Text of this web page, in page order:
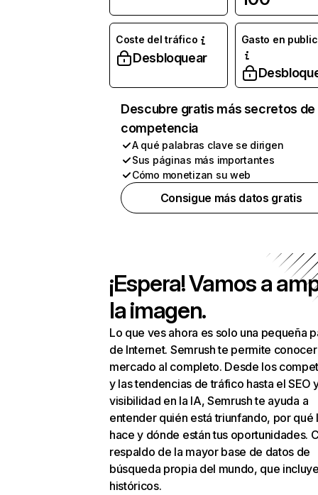
Coste del tráfico
Desbloquear
Gasto en
Descubre gratis más secretos de
competencia
A qué palabras clave se dirigen
Sus páginas más importantes
Cómo monetizan su web
Consigue más datos gratis
¡Espera! Vamos a
la imagen.
Lo que ves ahora es solo una pequeña
de Internet. Semrush te permite
mercado al completo. Desde los
y las tendencias de tráfico hasta el SEO
visibilidad en la IA, Semrush te ayuda a
entender quién está triunfando, por qué
hace y dónde están tus oportunidades.
respaldo de la mayor base de datos de
búsqueda propia del mundo, que
históricos.